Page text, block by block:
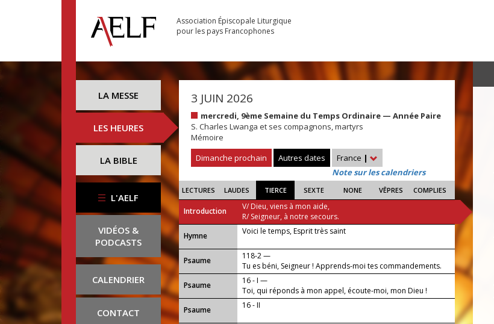
Association Épiscopale Liturgique
pour les pays Francophones
LA MESSE
LES HEURES
LA BIBLE
L'AELF
VIDÉOS &
PODCASTS
CALENDRIER
CONTACT
3 JUIN 2026
mercredi, 9ème Semaine du Temps Ordinaire — Année Paire
S. Charles Lwanga et ses compagnons, martyrs
Mémoire
Dimanche prochain
Autres dates France |
Note sur les calendriers
LECTURES LAUDES TIERCE SEXTE NONE VÊPRES COMPLIES
Introduction
V/ Dieu, viens à mon aide,
R/ Seigneur, à notre secours.
...
Hymne Voici le temps, Esprit très saint
Psaume
118-2 —
Tu es béni, Seigneur ! Apprends-moi tes commandements.
Psaume
16 - I —
Toi, qui réponds à mon appel, écoute-moi, mon Dieu !
Psaume
16 - II